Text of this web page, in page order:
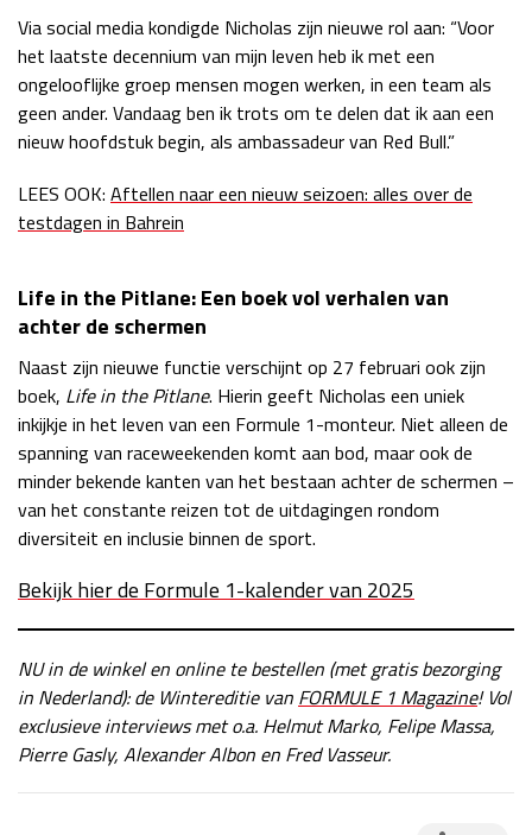
GP QATAR 2026 27 - 29 nov
Kwalificatie
za 19:00 - 20:00
Via social media kondigde Nicholas zijn nieuwe rol aan: “Voor
het laatste decennium van mijn leven heb ik met een
ongelooflijke groep mensen mogen werken, in een team als
geen ander. Vandaag ben ik trots om te delen dat ik aan een
nieuw hoofdstuk begin, als ambassadeur van Red Bull.”
LEES OOK: Aftellen naar een nieuw seizoen: alles over de
testdagen in Bahrein
Life in the Pitlane: Een boek vol verhalen van
achter de schermen
Naast zijn nieuwe functie verschijnt op 27 februari ook zijn
boek, Life in the Pitlane. Hierin geeft Nicholas een uniek
inkijkje in het leven van een Formule 1-monteur. Niet alleen de
spanning van raceweekenden komt aan bod, maar ook de
minder bekende kanten van het bestaan achter de schermen –
van het constante reizen tot de uitdagingen rondom
diversiteit en inclusie binnen de sport.
Bekijk hier de Formule 1-kalender van 2025
NU in de winkel en online te bestellen (met gratis bezorging
in Nederland): de Wintereditie van FORMULE 1 Magazine! Vol
exclusieve interviews met o.a. Helmut Marko, Felipe Massa,
Pierre Gasly, Alexander Albon en Fred Vasseur.